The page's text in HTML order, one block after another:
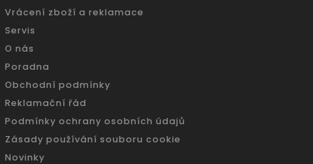
Vrácení zboží a reklamace
Servis
O nás
Poradna
Obchodní podmínky
Reklamační řád
Podmínky ochrany osobních údajů
Zásady používání souboru cookie
Novinky